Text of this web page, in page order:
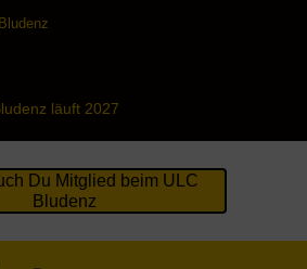
läuft 2027
Du Mitglied beim ULC
Bludenz